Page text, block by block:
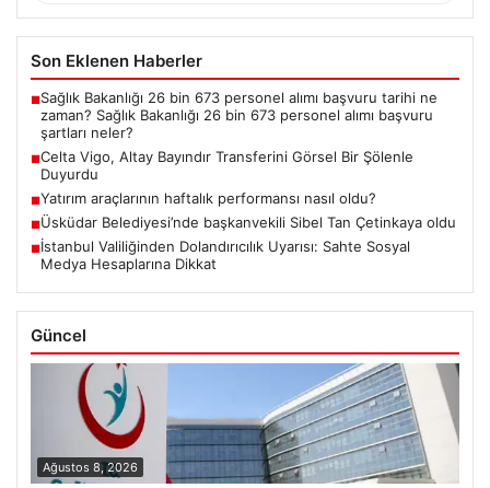
Son Eklenen Haberler
■Sağlık Bakanlığı 26 bin 673 personel alımı başvuru tarihi ne
zaman? Sağlık Bakanlığı 26 bin 673 personel alımı başvuru
şartları neler?
■Celta Vigo, Altay Bayındır Transferini Görsel Bir Şölenle
Duyurdu
■Yatırım araçlarının haftalık performansı nasıl oldu?
■Üsküdar Belediyesi’nde başkanvekili Sibel Tan Çetinkaya oldu
■İstanbul Valiliğinden Dolandırıcılık Uyarısı: Sahte Sosyal
Medya Hesaplarına Dikkat
Güncel
Ağustos 8, 2026